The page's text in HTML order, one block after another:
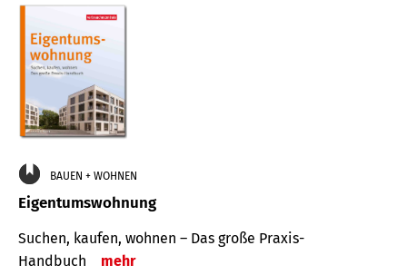
BAUEN + WOHNEN
Eigentumswohnung
Suchen, kaufen, wohnen – Das große Praxis-
Handbuch
mehr